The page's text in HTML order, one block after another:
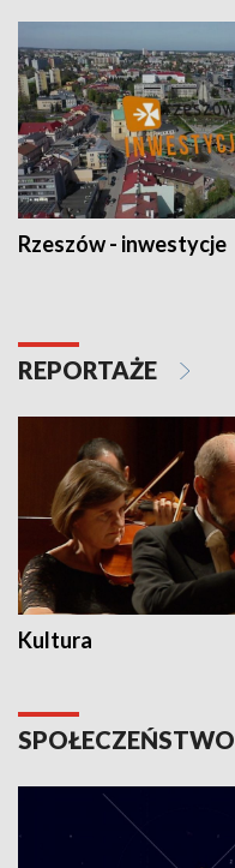
Rzeszów - inwestycje
REPORTAŻE
Kultura
SPOŁECZEŃSTWO